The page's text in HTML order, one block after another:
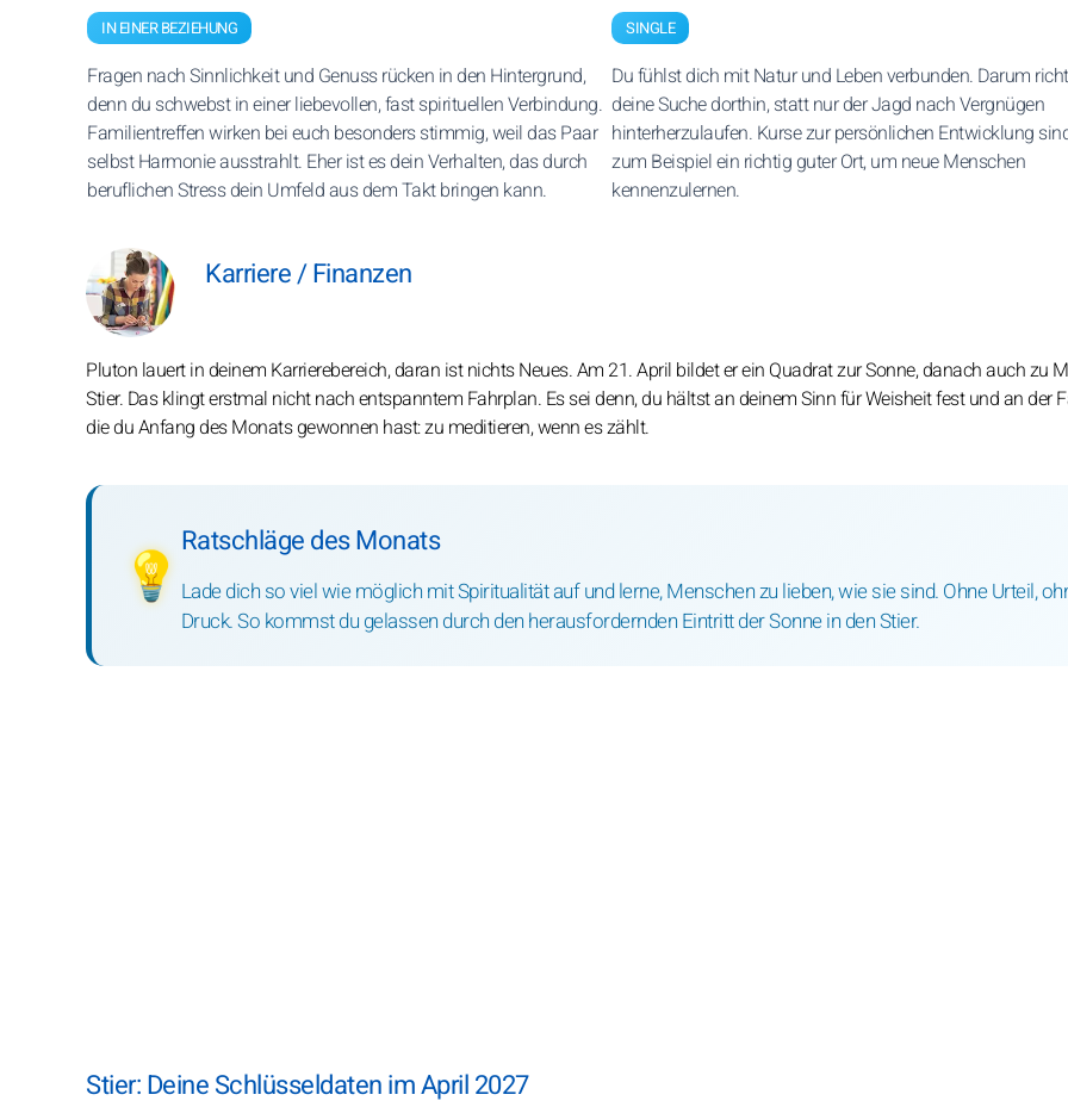
IN EINER BEZIEHUNG
Fragen nach Sinnlichkeit und Genuss rücken in den Hintergrund,
denn du schwebst in einer liebevollen, fast spirituellen Verbindung.
Familientreffen wirken bei euch besonders stimmig, weil das Paar
selbst Harmonie ausstrahlt. Eher ist es dein Verhalten, das durch
beruflichen Stress dein Umfeld aus dem Takt bringen kann.
SINGLE
Du fühlst dich mit Natur und Leben verbunden. Darum
deine Suche dorthin, statt nur der Jagd nach Vergnügen
hinterherzulaufen. Kurse zur persönlichen Entwicklung
zum Beispiel ein richtig guter Ort, um neue Menschen
kennenzulernen.
Karriere / Finanzen
Pluton lauert in deinem Karrierebereich, daran ist nichts Neues. Am 21. April bildet er ein Quadrat zur Sonne, danach auch zu
Stier. Das klingt erstmal nicht nach entspanntem Fahrplan. Es sei denn, du hältst an deinem Sinn für Weisheit fest und an der
die du Anfang des Monats gewonnen hast: zu meditieren, wenn es zählt.
💡
Ratschläge des Monats
Lade dich so viel wie möglich mit Spiritualität auf und lerne, Menschen zu lieben, wie sie sind. Ohne Urteil,
Druck. So kommst du gelassen durch den herausfordernden Eintritt der Sonne in den Stier.
Stier: Deine Schlüsseldaten im April 2027